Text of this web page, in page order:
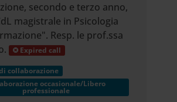
secondo e terzo anno,
magistrale in Psicologia
Resp. le prof.ssa
Expired call
collaborazione
occasionale/Libero
professionale